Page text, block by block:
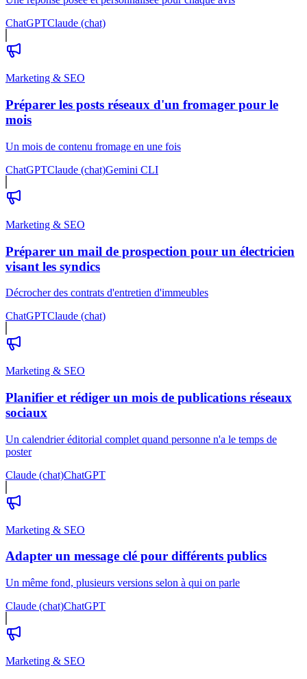
ChatGPTClaude (chat)
Marketing & SEO
Préparer les posts réseaux d'un fromager pour le
mois
Un mois de contenu fromage en une fois
ChatGPTClaude (chat)Gemini CLI
Marketing & SEO
Préparer un mail de prospection pour un électricien
visant les syndics
Décrocher des contrats d'entretien d'immeubles
ChatGPTClaude (chat)
Marketing & SEO
Planifier et rédiger un mois de publications réseaux
sociaux
Un calendrier éditorial complet quand personne n'a le temps de
poster
Claude (chat)ChatGPT
Marketing & SEO
Adapter un message clé pour différents publics
Un même fond, plusieurs versions selon à qui on parle
Claude (chat)ChatGPT
Marketing & SEO